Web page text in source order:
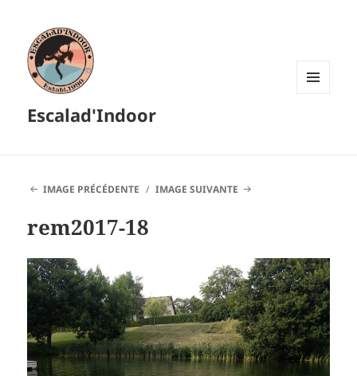
Escalad'Indoor
IMAGE PRÉCÉDENTE IMAGE SUIVANTE
rem2017-18